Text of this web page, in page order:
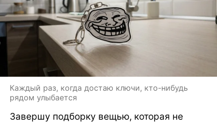
Каждый раз, когда достаю ключи, кто-нибудь
рядом улыбается
Завершу подборку вещью, которая не